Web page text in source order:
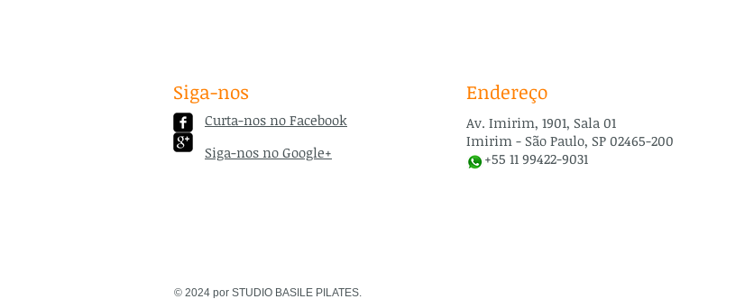
Siga-nos
Curta-nos no Facebook
Siga-nos no Google+
Endereço
Av. Imirim, 1901, Sala 01
Imirim - São Paulo, SP 02465-200
+55 11 99422-9031
© 2024 por STUDIO BASILE PILATES.